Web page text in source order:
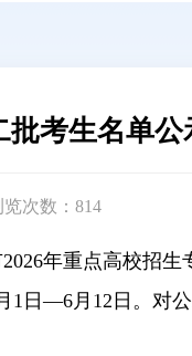
批考生名单公
次数： 814
年重点高校招生
1日—6月12日。对